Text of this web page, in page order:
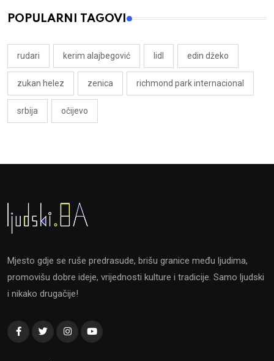
POPULARNI TAGOVI
rudari kerim alajbegović lidl edin džeko
zukan helez zenica richmond park internacional
srbija očijevo
Mjesto gdje se ruše predrasude, brišu granice među ljudima,
promovišu dobre ideje, vrijednosti kulture i tradicije. Samo ljudski
i nikako drugačije!